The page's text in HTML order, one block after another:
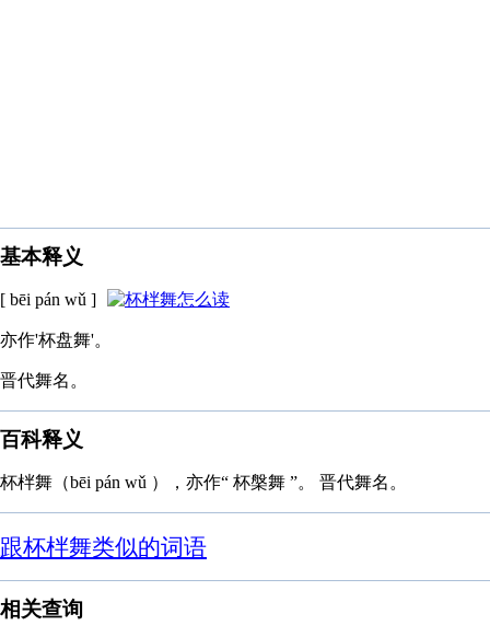
基本释义
[ bēi pán wǔ ]
亦作'杯盘舞'。
晋代舞名。
百科释义
杯柈舞（bēi pán wǔ ），亦作“ 杯槃舞 ”。 晋代舞名。
跟杯柈舞类似的词语
相关查询